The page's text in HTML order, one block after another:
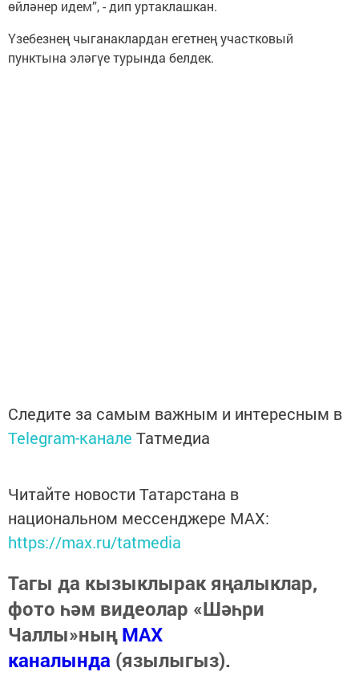
өйләнер идем”, - дип уртаклашкан.
Үзебезнең чыганаклардан егетнең участковый
пунктына эләгүе турында белдек.
Следите за самым важным и интересным в
Telegram-канале Татмедиа
Читайте новости Татарстана в
национальном мессенджере MАХ:
https://max.ru/tatmedia
Тагы да кызыклырак яңалыклар,
фото һәм видеолар «Шәһри
Чаллы»ныңMAX
каналында (язылыгыз).